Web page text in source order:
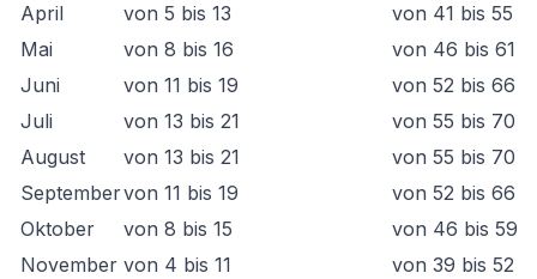
April
von 5 bis 13
von 41 bis 55
Mai
von 8 bis 16
von 46 bis 61
Juni
von 11 bis 19
von 52 bis 66
Juli
von 13 bis 21
von 55 bis 70
August
von 13 bis 21
von 55 bis 70
Septembervon 11 bis 19
von 52 bis 66
Oktober
von 8 bis 15
von 46 bis 59
November von 4 bis 11
von 39 bis 52